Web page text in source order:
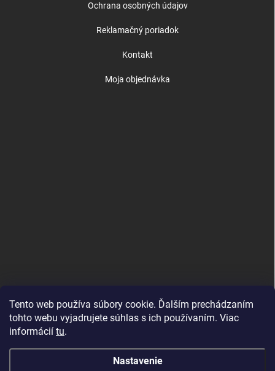
Tento web používa súbory cookie. Ďalším prechádzaním
tohto webu vyjadrujete súhlas s ich používaním. Viac
informácií tu.
Nastavenie
Ochrana osobných údajov
Reklamačný poriadok
Kontakt
Moja objednávka
Good E-shops have logic. SALELOGICS